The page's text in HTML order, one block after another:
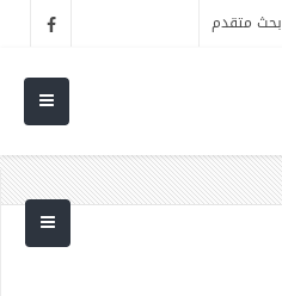
بحث متقدم